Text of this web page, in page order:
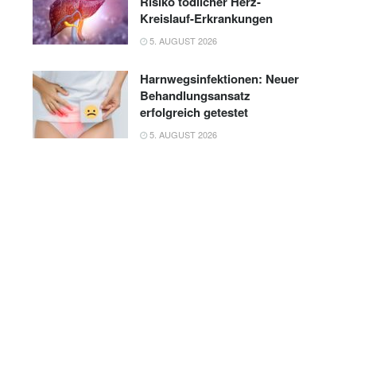
Kreislauf-Erkrankungen
5. AUGUST 2026
Harnwegsinfektionen: Neuer
Behandlungsansatz
erfolgreich getestet
5. AUGUST 2026